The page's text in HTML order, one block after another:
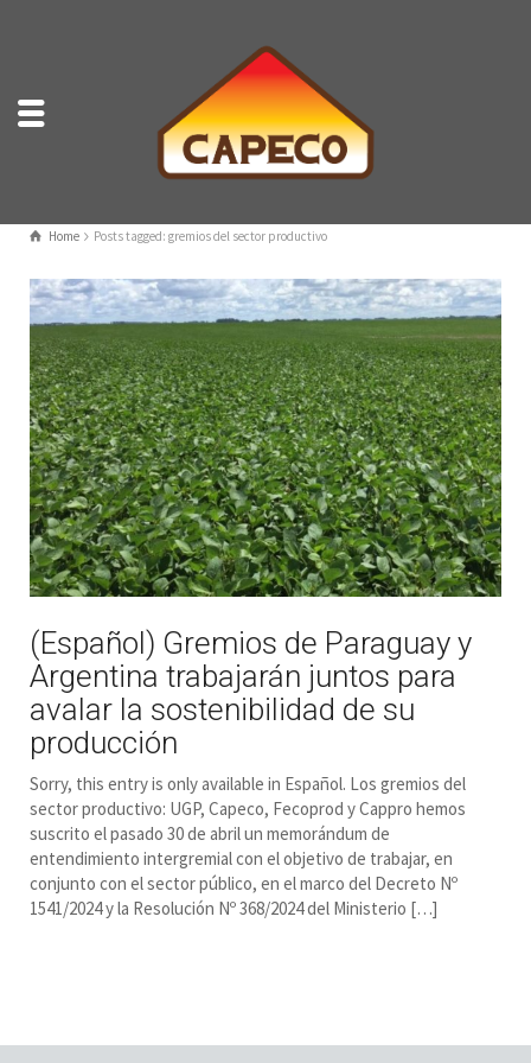
Home Posts tagged: gremios del sector productivo
(Español) Gremios de Paraguay y
Argentina trabajarán juntos para
avalar la sostenibilidad de su
producción
Sorry, this entry is only available in Español. Los gremios del
sector productivo: UGP, Capeco, Fecoprod y Cappro hemos
suscrito el pasado 30 de abril un memorándum de
entendimiento intergremial con el objetivo de trabajar, en
conjunto con el sector público, en el marco del Decreto Nº
1541/2024 y la Resolución Nº 368/2024 del Ministerio […]